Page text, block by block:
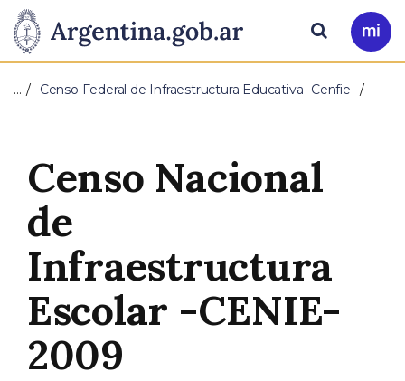
Presidencia
de
Nación
Pasar al contenido principal
Ir
a
Buscar
… Censo Federal de Infraestructura Educativa -Cenfie-
Censo Nacional
de
Infraestructura
Escolar -CENIE-
2009